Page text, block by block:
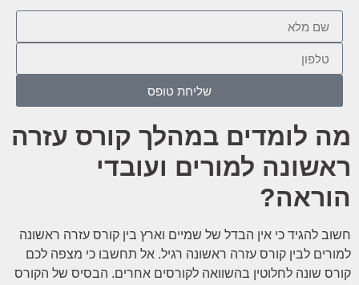
שליחת טופס
מה לומדים במהלך קורס עזרה
ראשונה למורים ועובדי
הוראה?
חשוב להגיד כי אין הבדל של שמיים וארץ בין קורס עזרה ראשונה
למורים לבין קורס עזרה ראשונה רגיל. אל תחשבו כי מצפה לכם
קורס שונה לחלוטין בהשוואה לקורסים אחרים. הבסיס של הקורס